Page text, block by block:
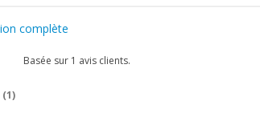
complète
Basée sur 1 avis clients.